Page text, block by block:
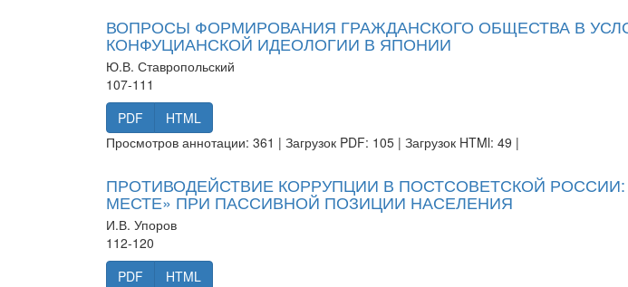
ВОПРОСЫ ФОРМИРОВАНИЯ ГРАЖДАНСКОГО ОБЩЕСТВА В
КОНФУЦИАНСКОЙ ИДЕОЛОГИИ В ЯПОНИИ
Ю.В. Ставропольский
107-111
PDF
HTML
Просмотров аннотации: 361 | Загрузок PDF: 105 | Загрузок HTMl: 49 |
ПРОТИВОДЕЙСТВИЕ КОРРУПЦИИ В ПОСТСОВЕТСКОЙ
МЕСТЕ» ПРИ ПАССИВНОЙ ПОЗИЦИИ НАСЕЛЕНИЯ
И.В. Упоров
112-120
PDF
HTML